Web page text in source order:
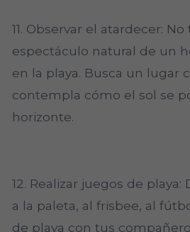
11. Observar el atardecer:
espectáculo natural de un
en la playa. Busca un lugar
contempla cómo el sol se
horizonte.
12. Realizar juegos de
a la paleta, al frisbee, al
de playa con tus